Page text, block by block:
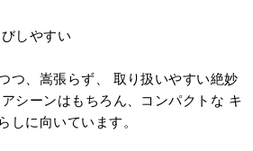
しやすい
つ、嵩張らず、 取り扱いやすい絶妙
シーンはもちろん、コンパクトな キ
しに向いています。